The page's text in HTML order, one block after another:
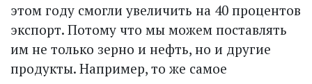
этом году смогли увеличить на 40 процентов
экспорт. Потому что мы можем поставлять
им не только зерно и нефть, но и другие
продукты. Например, то же самое